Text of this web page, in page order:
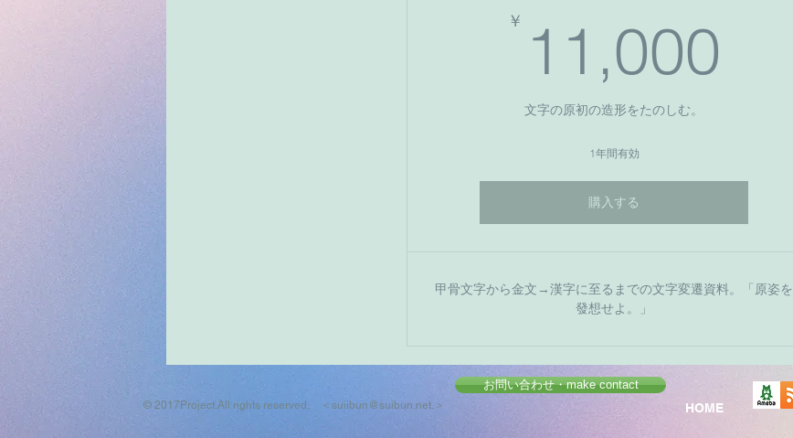
￥ 11,000
文字の原初の造形をたのしむ。
1年間有効
購入する
甲骨文字から金文→漢字に至るまでの文字変遷資料。「原姿を
發想せよ。」
© 2017Project.All rights reserved. ＜ suiibun@suibun.net.＞
お問い合わせ・make contact
HOME